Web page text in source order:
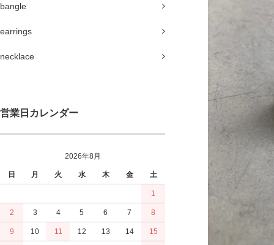
bangle
earrings
necklace
営業日カレンダー
2026年8月
日 月 火 水 木 金 土
1
2 3 4 5 6 7 8
9 10 11 12 13 14 15